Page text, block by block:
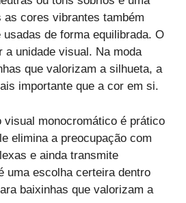
as cores vibrantes também
de forma equilibrada. O
a unidade visual. Na moda
que valorizam a silhueta, a
importante que a cor em si.
visual monocromático é prático
elimina a preocupação com
e ainda transmite
uma escolha certeira dentro
baixinhas que valorizam a